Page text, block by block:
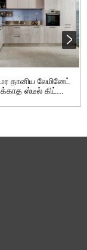
தானிய லேமினேட்
ஸ்டீல் கிட்...